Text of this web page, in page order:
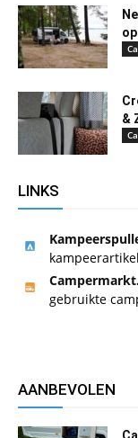
&
LINKS
gebruikte
AANBEVOLEN